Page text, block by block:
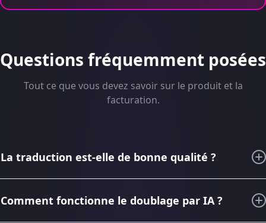
Questions fréquemment posées
Tout ce que vous devez savoir sur le produit et la
facturation.
La traduction est-elle de bonne qualité ?
connaissances en matière de sous-titrage et de traduction
Comment fonctionne le doublage par IA ?